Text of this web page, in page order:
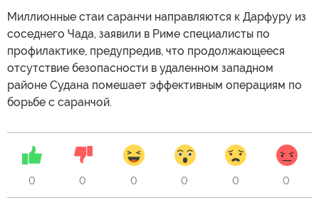
Миллионные стаи саранчи направляются к Дарфуру из
соседнего Чада, заявили в Риме специалисты по
профилактике, предупредив, что продолжающееся
отсутствие безопасности в удаленном западном
районе Судана помешает эффективным операциям по
борьбе с саранчой.
0 0 0 0 0 0